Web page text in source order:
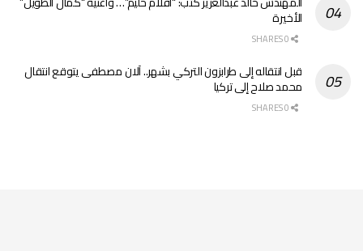
الأخيرة
قبل انتقاله إلى طرابزون التركي بشهر.. آلان مصطفى يتوقع انتقال
محمد صلاح إلى تركيا